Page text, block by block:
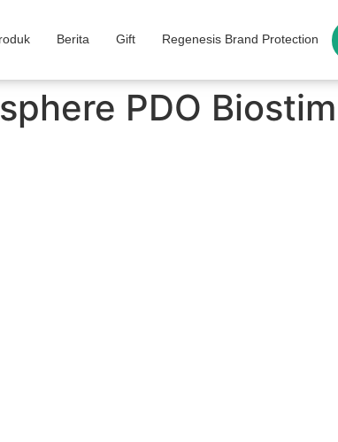
Berita Gift Regenesis Brand Protection
PDO